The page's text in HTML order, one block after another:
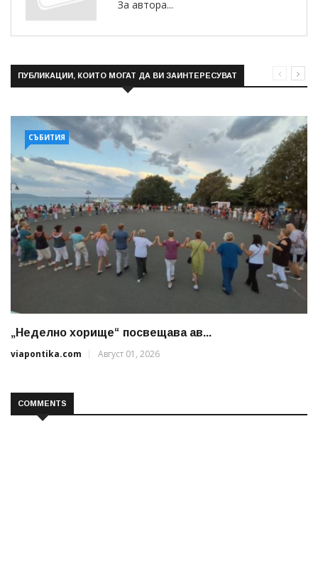
За автора...
ПУБЛИКАЦИИ, КОИТО МОГАТ ДА ВИ ЗАИНТЕРЕСУВАТ
СЪБИТИЯ
„Неделно хорище“ посвещава ав...
viapontika.com
Август 01, 2026
COMMENTS